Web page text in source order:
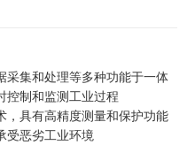
采集和处理等多种功能于一体
控制和监测工业过程
，具有高精度测量和保护功能
受恶劣工业环境